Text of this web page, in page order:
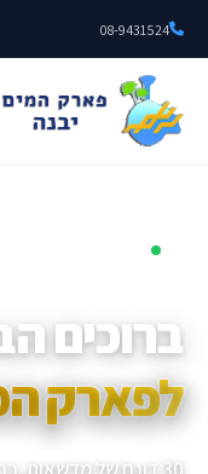
08-9431524
ברוכים
לפארק